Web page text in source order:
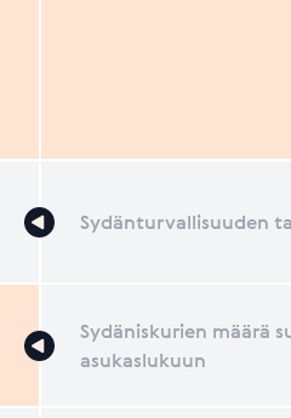
Sydänturvallisuuden
Sydäniskurien määrä
asukaslukuun